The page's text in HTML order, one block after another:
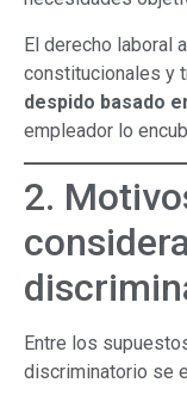
El derecho laboral
constitucionales y
despido basado
empleador lo
2.
Entre los
discriminatorio se